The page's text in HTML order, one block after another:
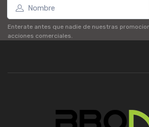
Enterate antes que nadie de nuestras
acciones comerciales.